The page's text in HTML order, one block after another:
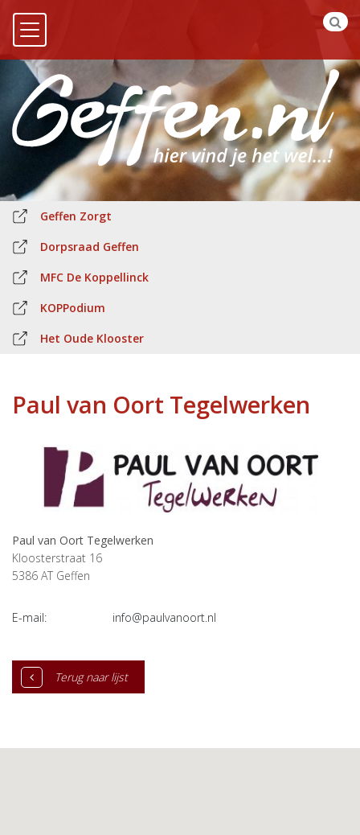
Geffen Zorgt
Dorpsraad Geffen
MFC De Koppellinck
KOPPodium
Het Oude Klooster
Paul van Oort Tegelwerken
Paul van Oort Tegelwerken
Kloosterstraat 16
5386 AT Geffen
E-mail: info@paulvanoort.nl
Terug naar lijst